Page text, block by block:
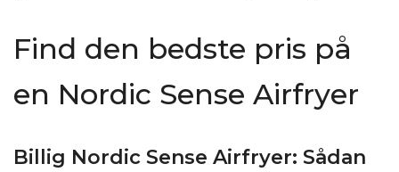
Find den bedste pris på
en Nordic Sense Airfryer
Billig Nordic Sense Airfryer: Sådan